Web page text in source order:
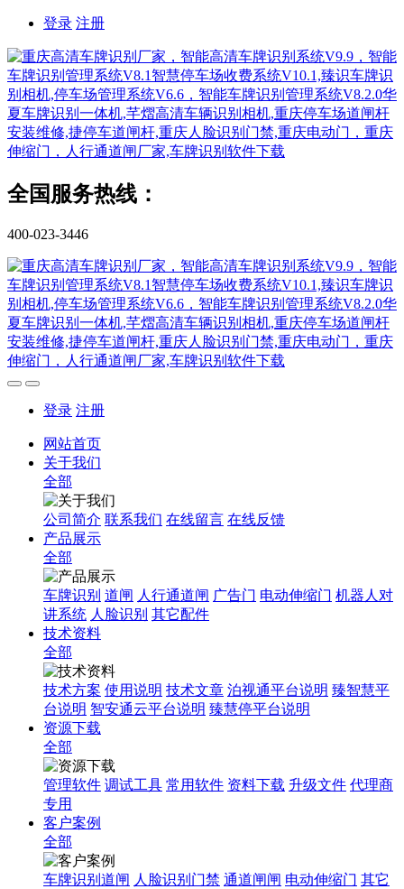
登录 注册
全国服务热线：
400-023-3446
登录 注册
网站首页
关于我们
全部
公司简介 联系我们 在线留言 在线反馈
产品展示
全部
车牌识别 道闸 人行通道闸 广告门 电动伸缩门 机器人对
讲系统 人脸识别 其它配件
技术资料
全部
技术方案 使用说明 技术文章 泊视通平台说明 臻智慧平
台说明 智安通云平台说明 臻慧停平台说明
资源下载
全部
管理软件 调试工具 常用软件 资料下载 升级文件 代理商
专用
客户案例
全部
车牌识别道闸 人脸识别门禁 通道闸闸 电动伸缩门 其它